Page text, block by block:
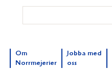
Om
Norrmejerier
Jobba med
oss